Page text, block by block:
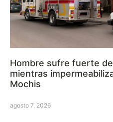
Hombre sufre fuerte
mientras
Mochis
agosto 7, 2026